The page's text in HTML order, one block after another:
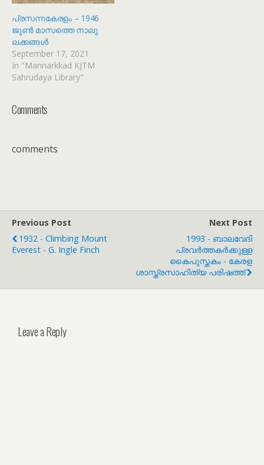
പ്രസന്നകേരളം – 1946
ജൂൺ മാസത്തെ നാലു
ലക്കങ്ങൾ
September 17, 2021
In "Mannarkkad KJTM
Sahrudaya Library"
Comments
comments
Previous Post
1932 - Climbing Mount
Everest - G. Ingle Finch
Next Post
1993 - ബാലവേദി
പ്രവർത്തകർക്കുള്ള
കൈപുസ്തകം - കേരള
ശാസ്ത്രസാഹിത്യ പരിഷത്ത്
Leave a Reply